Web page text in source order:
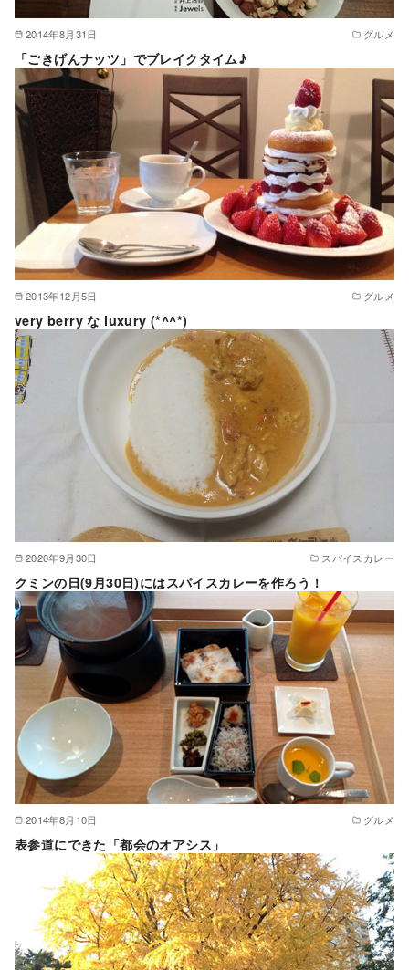
2014年8月31日 グルメ
「ごきげんナッツ」でブレイクタイム♪
2013年12月5日 グルメ
very berry な luxury (*^^*)
2020年9月30日 スパイスカレー
クミンの日(9月30日)にはスパイスカレーを作ろう！
2014年8月10日 グルメ
表参道にできた「都会のオアシス」